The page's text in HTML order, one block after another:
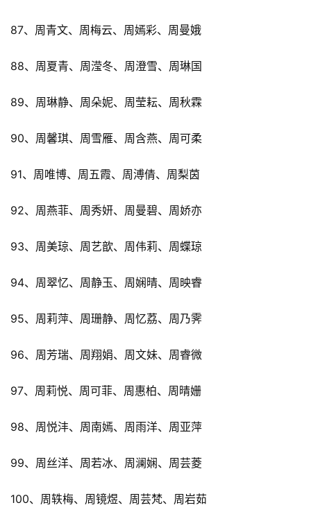
87、周青文、周梅云、周嫣彩、周曼娥
88、周夏青、周滢冬、周澄雪、周琳国
89、周琳静、周朵妮、周莹耘、周秋霖
90、周馨琪、周雪雁、周含燕、周可柔
91、周唯博、周五霞、周溥倩、周梨茵
92、周燕菲、周秀妍、周曼碧、周娇亦
93、周美琼、周艺歆、周伟莉、周蝶琼
94、周翠忆、周静玉、周娴晴、周映睿
95、周莉萍、周珊静、周忆荔、周乃霁
96、周芳瑞、周翔娟、周文妹、周睿微
97、周莉悦、周可菲、周惠柏、周晴姗
98、周悦沣、周南嫣、周雨洋、周亚萍
99、周丝洋、周若冰、周澜娴、周芸菱
100、周轶梅、周镜煜、周芸梵、周岩茹